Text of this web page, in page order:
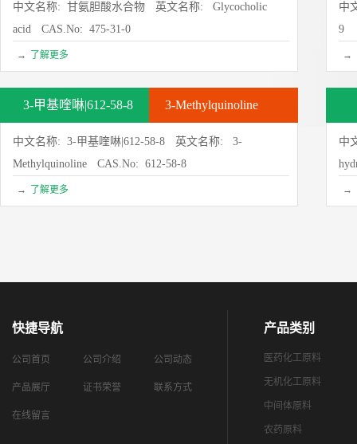
中文名称: 甘氨胆酸水合物
英文名称: Glycocholic
acid
CAS.No: 475-31-0
→ 了解更多
中
9
→
3-甲基喹啉|612-58-8 3-Methylquinoline
中文名称: 3-甲基喹啉|612-58-8
英文名称: 3-
Methylquinoline
CAS.No: 612-58-8
→ 了解更多
中
→
快捷导航
公司首页 公司介绍 公司动态
产品展厅 证书荣誉 联系方式
在线留言
产品类别
医药化工原料
无机化工原料
中间体原料
农药原料